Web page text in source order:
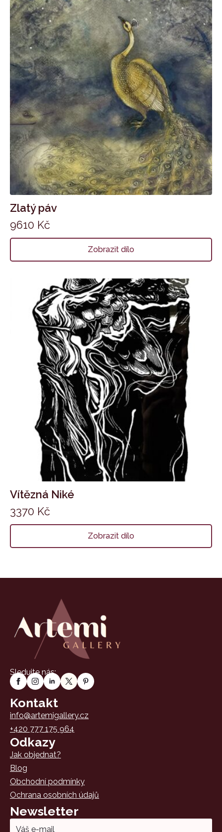
Zlatý páv
9610 Kč
Zobrazit dílo
Vítězná Niké
3370 Kč
Zobrazit dílo
Sledujte nás:
Kontakt
info@artemigallery.cz
+420 777 175 964
Odkazy
Jak objednat?
Blog
Obchodní podmínky
Ochrana osobních údajů
Newsletter
Email